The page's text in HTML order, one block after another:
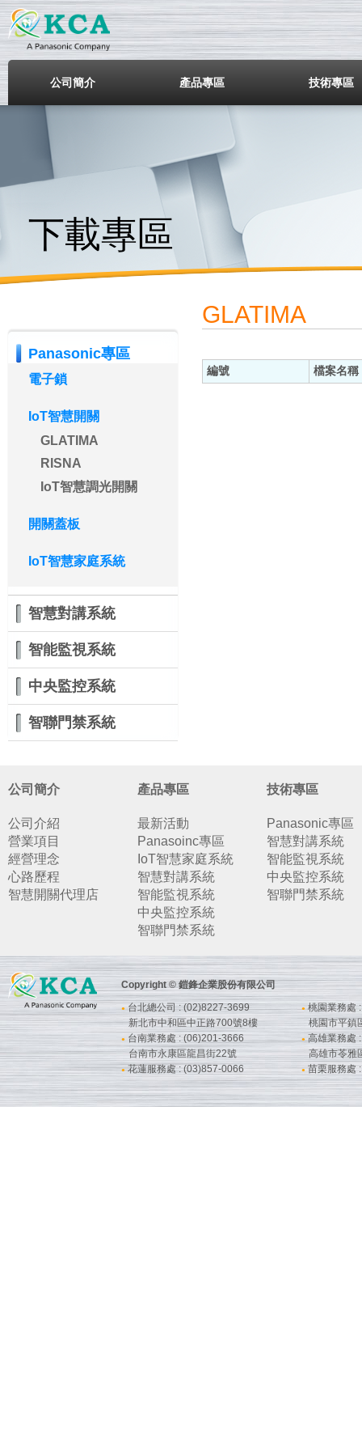
鎧鋒企業股份有限公司
公司簡介 產品專區 技術專區
下載專區
Panasonic專區
電子鎖
IoT智慧開關
GLATIMA
RISNA
IoT智慧調光開關
開關蓋板
IoT智慧家庭系統
智慧對講系統
智能監視系統
中央監控系統
智聯門禁系統
GLATIMA
編號 檔案名稱
公司簡介
公司介紹
營業項目
經營理念
心路歷程
智慧開關代理店
產品專區
最新活動
Panasoinc專區
IoT智慧家庭系統
智慧對講系統
智能監視系統
中央監控系統
智聯門禁系統
技術專區
Panasonic專區
智慧對講系統
智能監視系統
中央監控系統
智聯門禁系統
Copyright © 鎧鋒企業股份有限公司
●台北總公司 : (02)8227-3699
新北市中和區中正路700號8樓
● 桃園業務處
桃園市平鎮
● 台南業務處 : (06)201-3666
台南市永康區龍昌街22號
●高雄業務處
高雄市苓雅
●花蓮服務處 : (03)857-0066 ● 苗栗服務處